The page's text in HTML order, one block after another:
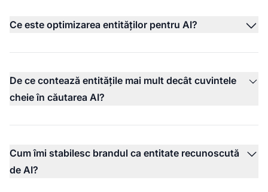
Ce este optimizarea entităților pentru AI?
De ce contează entitățile mai mult decât cuvintele
cheie în căutarea AI?
Cum îmi stabilesc brandul ca entitate recunoscută
de AI?